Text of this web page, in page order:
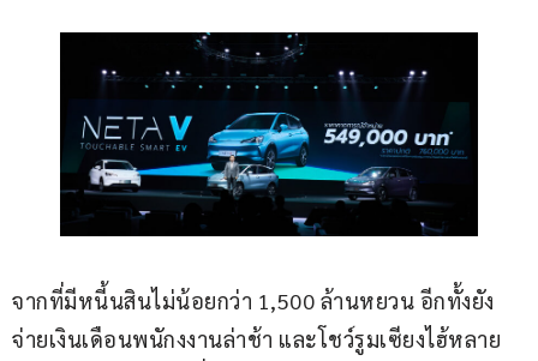
จากที่มีหนี้นสินไม่น้อยกว่า 1,500 ล้านหยวน อีกทั้งยัง
จ่ายเงินเดือนพนักงงานล่าช้า และโชว์รูมเซียงไฮ้หลาย